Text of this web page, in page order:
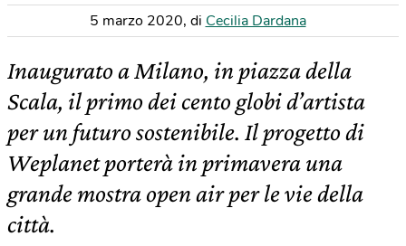
5 marzo 2020, di Cecilia Dardana
Inaugurato a Milano, in piazza della
Scala, il primo dei cento globi d’artista
per un futuro sostenibile. Il progetto di
Weplanet porterà in primavera una
grande mostra open air per le vie della
città.